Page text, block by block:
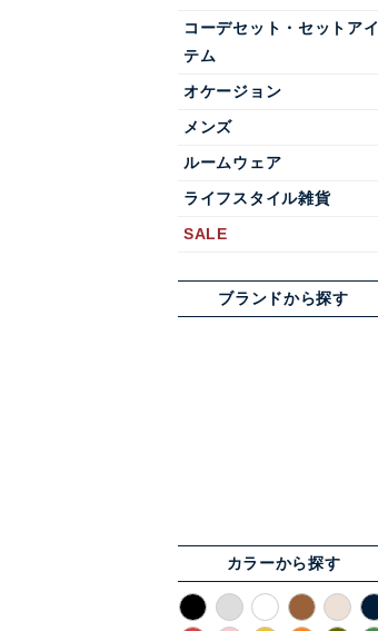
コーデセット・セットアイ
テム
オケージョン
メンズ
ルームウェア
ライフスタイル雑貨
SALE
ブランドから探す
カラーから探す